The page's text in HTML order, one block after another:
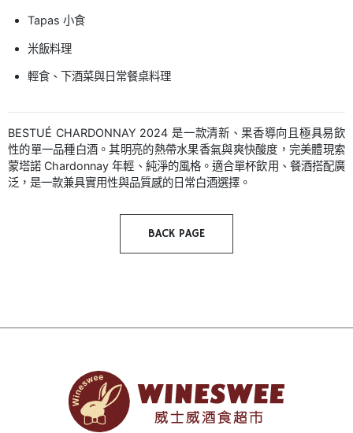
Tapas 小食
米飯料理
輕食、下酒菜與日常餐桌料理
BESTUÉ CHARDONNAY 2024 是一款清新、果香導向且極具易飲
性的單一品種白酒。其明亮的熱帶水果香氣與爽快酸度，完美體現索
蒙塔諾 Chardonnay 年輕、純淨的風格。適合單杯飲用、餐酒搭配廣
泛，是一款兼具實用性與品質感的日常白酒選擇。
BACK PAGE